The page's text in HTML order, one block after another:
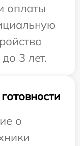
оплаты
3 лет.
о